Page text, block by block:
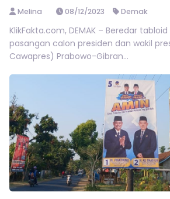
Melina 08/12/2023 Demak
KlikFakta.com, DEMAK – Beredar
pasangan calon presiden dan wakil
Cawapres) Prabowo-Gibran...